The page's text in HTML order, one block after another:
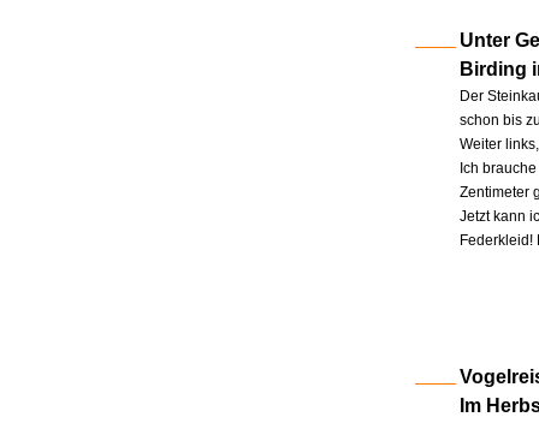
Unter
Birding
Der
schon bis
Weiter
Ich
Zentimeter
Jetzt kann
Im